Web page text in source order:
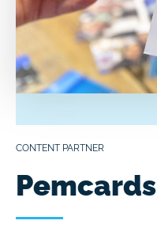
CONTENT PARTNER
Pemcards